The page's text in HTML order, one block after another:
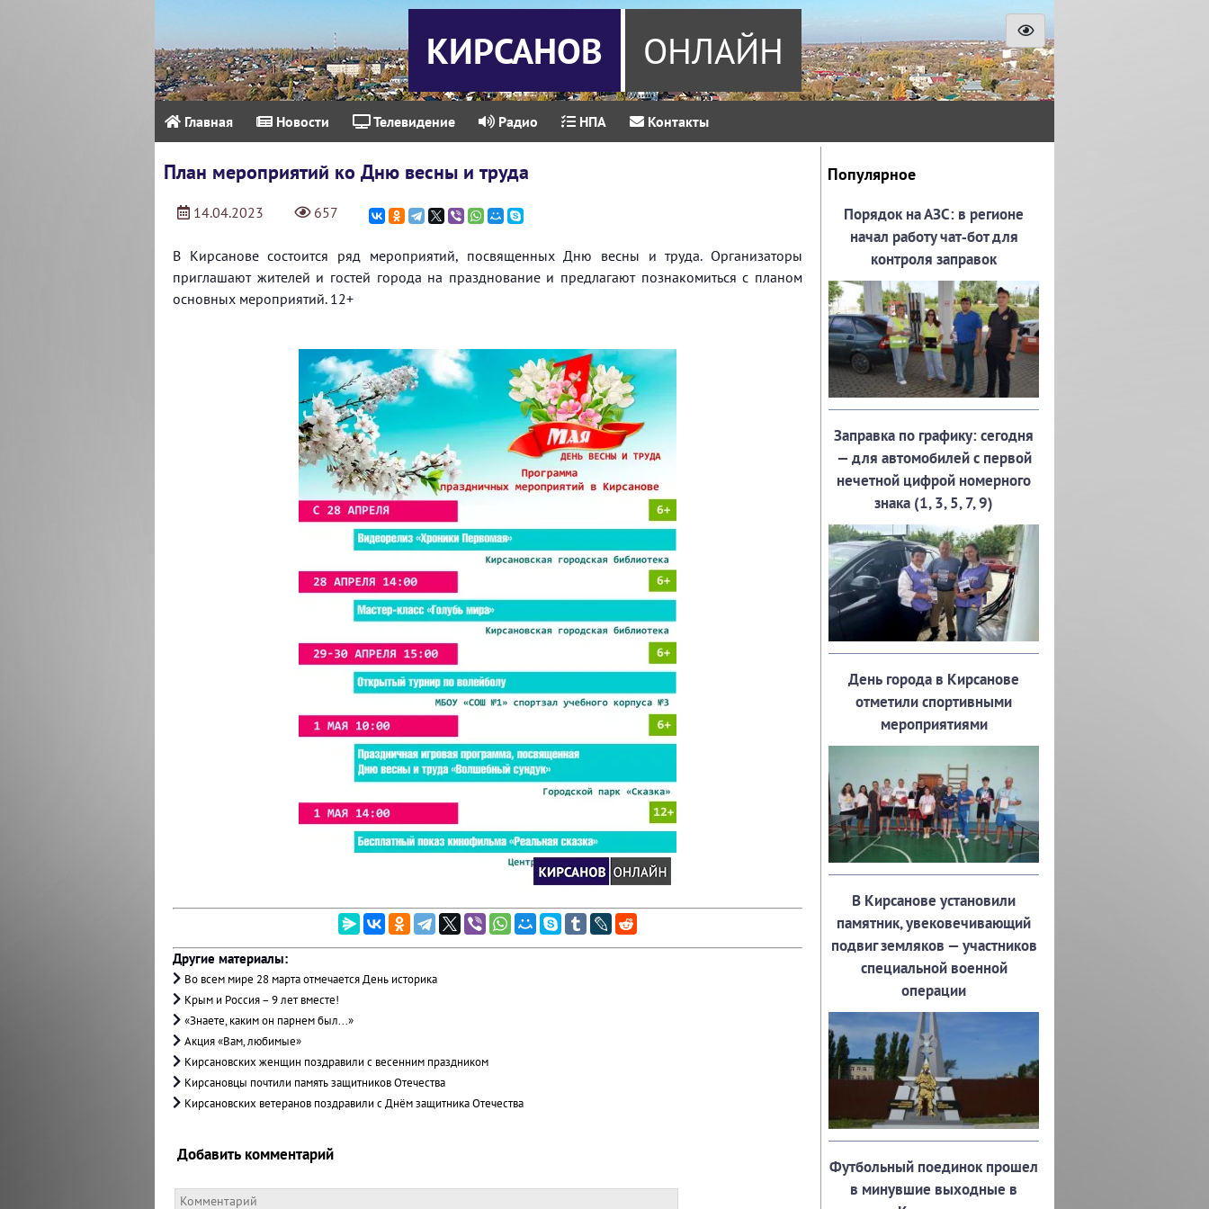
КИРСАНОВ ОНЛАЙН
Главная Новости Телевидение Радио НПА Контакты
План мероприятий ко Дню весны и труда
14.04.2023 657
В Кирсанове состоится ряд мероприятий, посвященных Дню весны и труда. Организаторы
приглашают жителей и гостей города на празднование и предлагают познакомиться с планом
основных мероприятий. 12+
Другие материалы:
Во всем мире 28 марта отмечается День историка
Крым и Россия – 9 лет вместе!
«Знаете, каким он парнем был...»
Акция «Вам, любимые»
Кирсановских женщин поздравили с весенним праздником
Кирсановцы почтили память защитников Отечества
Кирсановских ветеранов поздравили с Днём защитника Отечества
Добавить комментарий
Популярное
Порядок на АЗС: в регионе
начал работу чат‑бот для
контроля заправок
Заправка по графику: сегодня
— для автомобилей с первой
нечетной цифрой номерного
знака (1, 3, 5, 7, 9)
День города в Кирсанове
отметили спортивными
мероприятиями
В Кирсанове установили
памятник, увековечивающий
подвиг земляков — участников
специальной военной
операции
Футбольный поединок прошел
в минувшие выходные в